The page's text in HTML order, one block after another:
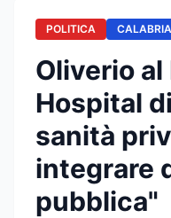
POLITICA CALABRIA
Oliverio
Hospital
sanità
integrare
pubblica"